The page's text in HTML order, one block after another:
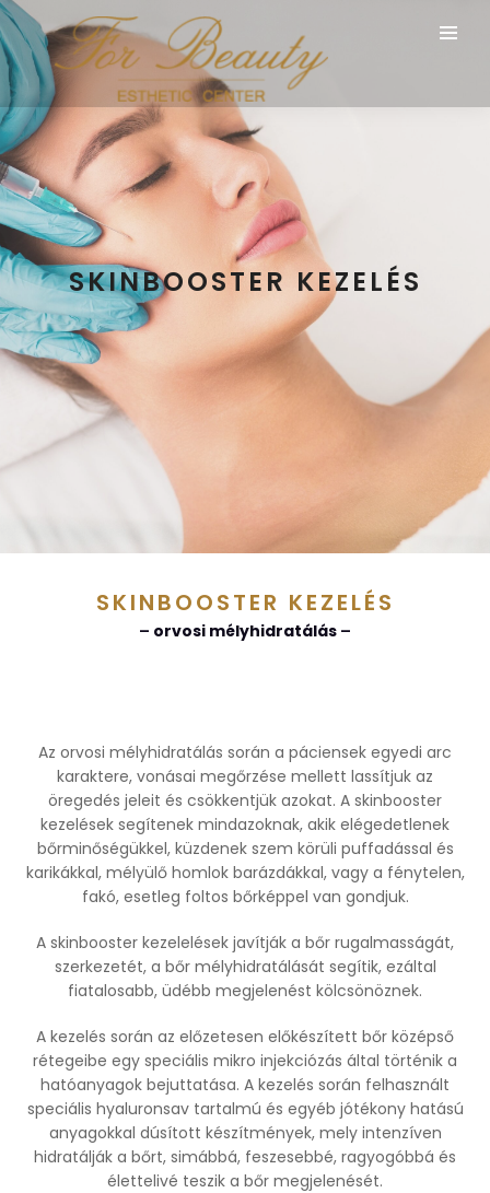
SKINBOOSTER KEZELÉS
SKINBOOSTER KEZELÉS
– orvosi mélyhidratálás –
Az orvosi mélyhidratálás során a páciensek egyedi arc
karaktere, vonásai megőrzése mellett lassítjuk az
öregedés jeleit és csökkentjük azokat. A skinbooster
kezelések segítenek mindazoknak, akik elégedetlenek
bőrminőségükkel, küzdenek szem körüli puffadással és
karikákkal, mélyülő homlok barázdákkal, vagy a fénytelen,
fakó, esetleg foltos bőrképpel van gondjuk.
A skinbooster kezelelések javítják a bőr rugalmasságát,
szerkezetét, a bőr mélyhidratálását segítik, ezáltal
fiatalosabb, üdébb megjelenést kölcsönöznek.
A kezelés során az előzetesen előkészített bőr középső
rétegeibe egy speciális mikro injekciózás által történik a
hatóanyagok bejuttatása. A kezelés során felhasznált
speciális hyaluronsav tartalmú és egyéb jótékony hatású
anyagokkal dúsított készítmények, mely intenzíven
hidratálják a bőrt, simábbá, feszesebbé, ragyogóbbá és
élettelivé teszik a bőr megjelenését.